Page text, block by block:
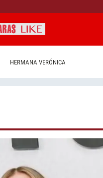
HERMANA VERÓNICA